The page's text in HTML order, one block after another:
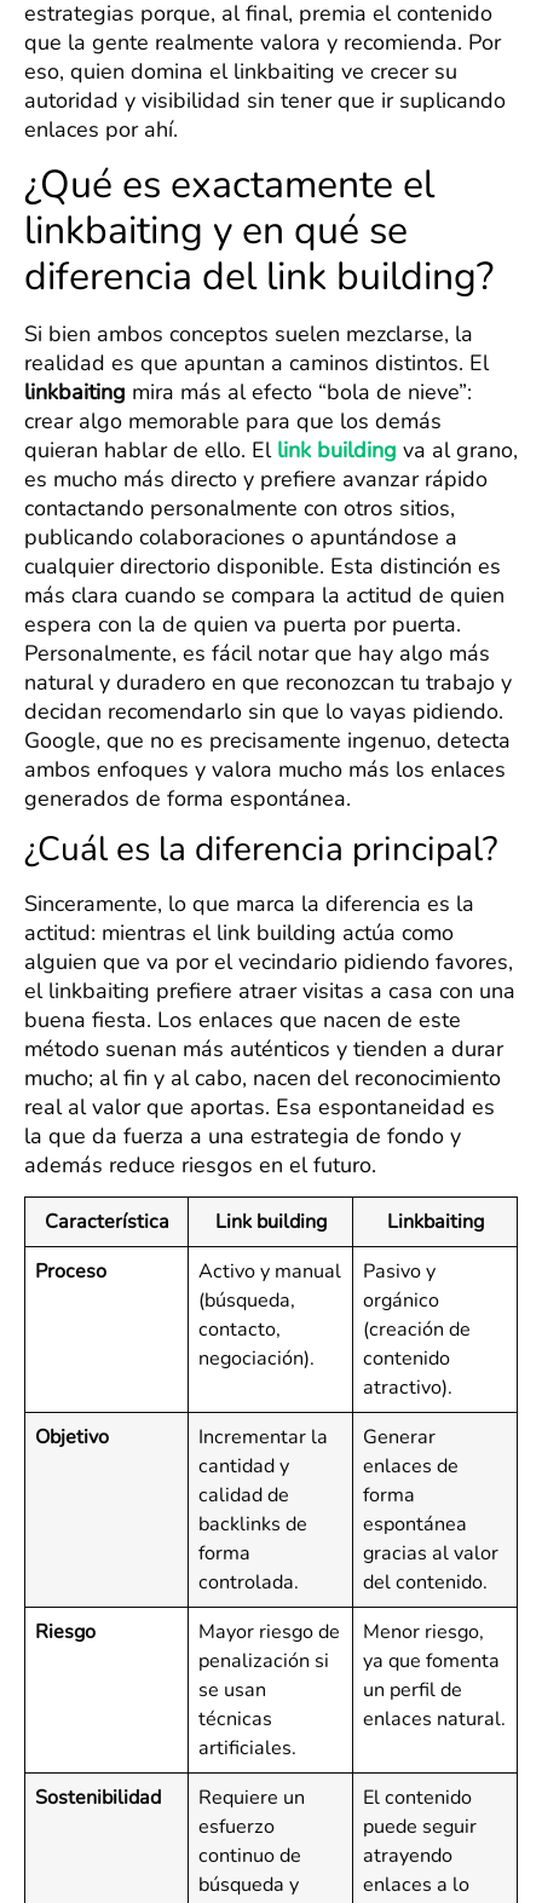
estrategias porque, al final, premia el contenido
que la gente realmente valora y recomienda. Por
eso, quien domina el linkbaiting ve crecer su
autoridad y visibilidad sin tener que ir suplicando
enlaces por ahí.
¿Qué es exactamente el
linkbaiting y en qué se
diferencia del link building?
Si bien ambos conceptos suelen mezclarse, la
realidad es que apuntan a caminos distintos. El
linkbaiting mira más al efecto “bola de nieve”:
crear algo memorable para que los demás
quieran hablar de ello. El link building va al grano,
es mucho más directo y prefiere avanzar rápido
contactando personalmente con otros sitios,
publicando colaboraciones o apuntándose a
cualquier directorio disponible. Esta distinción es
más clara cuando se compara la actitud de quien
espera con la de quien va puerta por puerta.
Personalmente, es fácil notar que hay algo más
natural y duradero en que reconozcan tu trabajo y
decidan recomendarlo sin que lo vayas pidiendo.
Google, que no es precisamente ingenuo, detecta
ambos enfoques y valora mucho más los enlaces
generados de forma espontánea.
¿Cuál es la diferencia principal?
Sinceramente, lo que marca la diferencia es la
actitud: mientras el link building actúa como
alguien que va por el vecindario pidiendo favores,
el linkbaiting prefiere atraer visitas a casa con una
buena fiesta. Los enlaces que nacen de este
método suenan más auténticos y tienden a durar
mucho; al fin y al cabo, nacen del reconocimiento
real al valor que aportas. Esa espontaneidad es
la que da fuerza a una estrategia de fondo y
además reduce riesgos en el futuro.
Característica Link building
Linkbaiting
Proceso
Activo y manual
(búsqueda,
contacto,
negociación).
Pasivo y
orgánico
(creación de
contenido
atractivo).
Objetivo
Incrementar la
cantidad y
calidad de
backlinks de
forma
controlada.
Generar
enlaces de
forma
espontánea
gracias al valor
del contenido.
Riesgo
Mayor riesgo de
penalización si
se usan
técnicas
artificiales.
Menor riesgo,
ya que fomenta
un perfil de
enlaces natural.
Sostenibilidad
Requiere un
esfuerzo
continuo de
búsqueda y
El contenido
puede seguir
atrayendo
enlaces a lo